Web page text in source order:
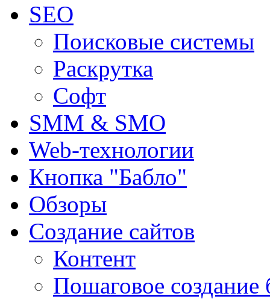
SEO
Поисковые системы
Раскрутка
Софт
SMM & SMO
Web-технологии
Кнопка "Бабло"
Обзоры
Создание сайтов
Контент
Пошаговое создание